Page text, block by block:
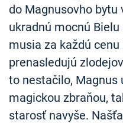
do Magnusovho
ukradnú mocnú
musia za každú
prenasledujú
to nestačilo, Magnus
magickou zbraňou,
starosť navyše.